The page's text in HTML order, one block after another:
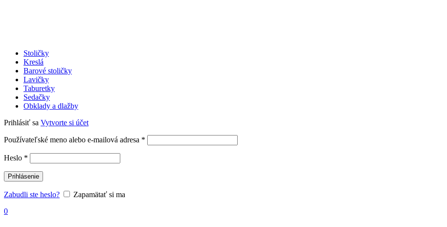
Stoličky
Kreslá
Barové stoličky
Lavičky
Taburetky
Sedačky
Obklady a dlažby
Prihlásiť sa Vytvorte si účet
Používateľské meno alebo e-mailová adresa *
Heslo *
Prihlásenie
Zabudli ste heslo?
Zapamätať si ma
0